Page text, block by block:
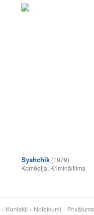
Syshchik (1979)
Komēdija, Kriminālfilma
Kontakti Noteikumi Privātums